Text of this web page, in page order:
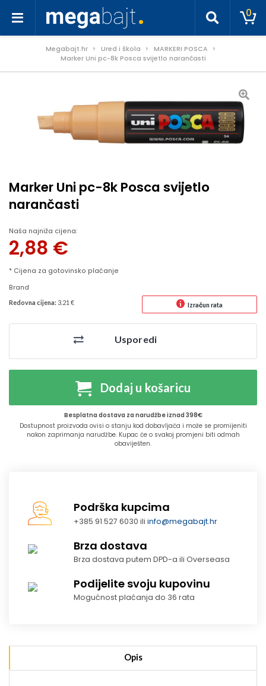
0
Megabajt.hr Ured i škola
MARKERI POSCA
Marker Uni pc-8k Posca svijetlo narančasti
Marker Uni pc-8k Posca svijetlo
narančasti
Naša najniža cijena:
2,88 €
* Cijena za gotovinsko plaćanje
Brand
Redovna cijena: 3.21 € Izračun rata
Usporedi
Dodaj u košaricu
Besplatna dostava za narudžbe iznad 398€
Dostupnost proizvoda ovisi o stanju kod dobavljača i može se promijeniti
nakon zaprimanja narudžbe. Kupac će o svakoj promjeni biti odmah
obaviješten.
Podrška kupcima
+385 91 527 6030 iliinfo@megabajt.hr
Brza dostava
Brza dostava putem DPD-a ili Overseasa
Podijelite svoju kupovinu
Mogućnost plaćanja do 36 rata
Opis